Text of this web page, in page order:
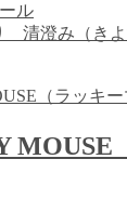
ル
清澄み（きよ